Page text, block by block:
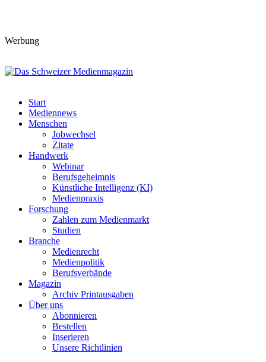
Werbung
Start
Mediennews
Menschen
Jobwechsel
Zitate
Handwerk
Webinar
Berufsgeheimnis
Künstliche Intelligenz (KI)
Medienpraxis
Forschung
Zahlen zum Medienmarkt
Studien
Branche
Medienrecht
Medienpolitik
Berufsverbände
Magazin
Archiv Printausgaben
Über uns
Abonnieren
Bestellen
Inserieren
Unsere Richtlinien